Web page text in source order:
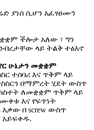
ያነሰ ሲሆን አፈፃፀሙን
ችሎታ አለው ፣ ግን
ላይ ትልቅ ተፅእኖ
ሁኔታን መቋቋም
ተሰባሪ እና ጥቅም ላይ
በማምረት ሂደት ውስጥ
ክስተት ለመቋቋም ጥቅም ላይ
እና የፍጥነት
በ screw ውስጥ
አይፍቀዱ.